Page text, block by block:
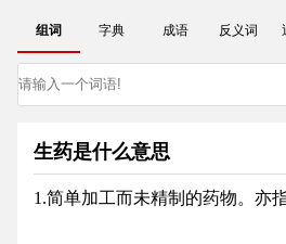
组词 字典 成语 反义词
生药是什么意思
1.简单加工而未精制的药物。亦